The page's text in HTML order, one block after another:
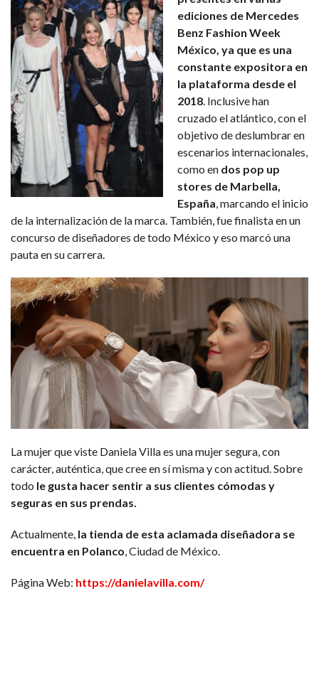
ediciones de Mercedes
Benz Fashion Week
México, ya que es una
constante expositora en
la plataforma desde el
2018. Inclusive han
cruzado el atlántico, con el
objetivo de deslumbrar en
escenarios internacionales,
como en dos pop up
stores de Marbella,
España, marcando el inicio
de la internalización de la marca. También, fue finalista en un
concurso de diseñadores de todo México y eso marcó una
pauta en su carrera.
La mujer que viste Daniela Villa es una mujer segura, con
carácter, auténtica, que cree en sí misma y con actitud. Sobre
todo le gusta hacer sentir a sus clientes cómodas y
seguras en sus prendas.
Actualmente, la tienda de esta aclamada diseñadora se
encuentra en Polanco , Ciudad de México.
Página Web: https://danielavilla.com/